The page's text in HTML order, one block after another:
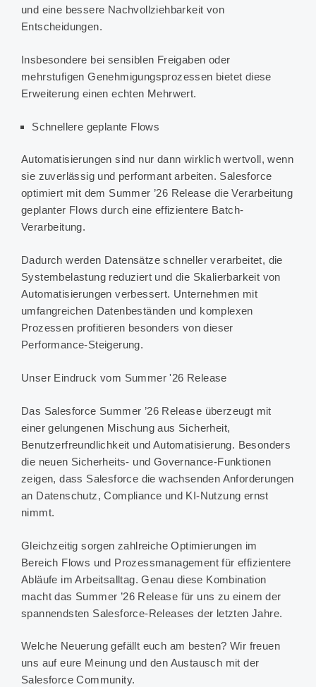
und eine bessere Nachvollziehbarkeit von
Entscheidungen.
Insbesondere bei sensiblen Freigaben oder
mehrstufigen Genehmigungsprozessen bietet diese
Erweiterung einen echten Mehrwert.
Schnellere geplante Flows
Automatisierungen sind nur dann wirklich wertvoll, wenn
sie zuverlässig und performant arbeiten. Salesforce
optimiert mit dem Summer ’26 Release die Verarbeitung
geplanter Flows durch eine effizientere Batch-
Verarbeitung.
Dadurch werden Datensätze schneller verarbeitet, die
Systembelastung reduziert und die Skalierbarkeit von
Automatisierungen verbessert. Unternehmen mit
umfangreichen Datenbeständen und komplexen
Prozessen profitieren besonders von dieser
Performance-Steigerung.
Unser Eindruck vom Summer '26 Release
Das Salesforce Summer ’26 Release überzeugt mit
einer gelungenen Mischung aus Sicherheit,
Benutzerfreundlichkeit und Automatisierung. Besonders
die neuen Sicherheits- und Governance-Funktionen
zeigen, dass Salesforce die wachsenden Anforderungen
an Datenschutz, Compliance und KI-Nutzung ernst
nimmt.
Gleichzeitig sorgen zahlreiche Optimierungen im
Bereich Flows und Prozessmanagement für effizientere
Abläufe im Arbeitsalltag. Genau diese Kombination
macht das Summer ’26 Release für uns zu einem der
spannendsten Salesforce-Releases der letzten Jahre.
Welche Neuerung gefällt euch am besten? Wir freuen
uns auf eure Meinung und den Austausch mit der
Salesforce Community.